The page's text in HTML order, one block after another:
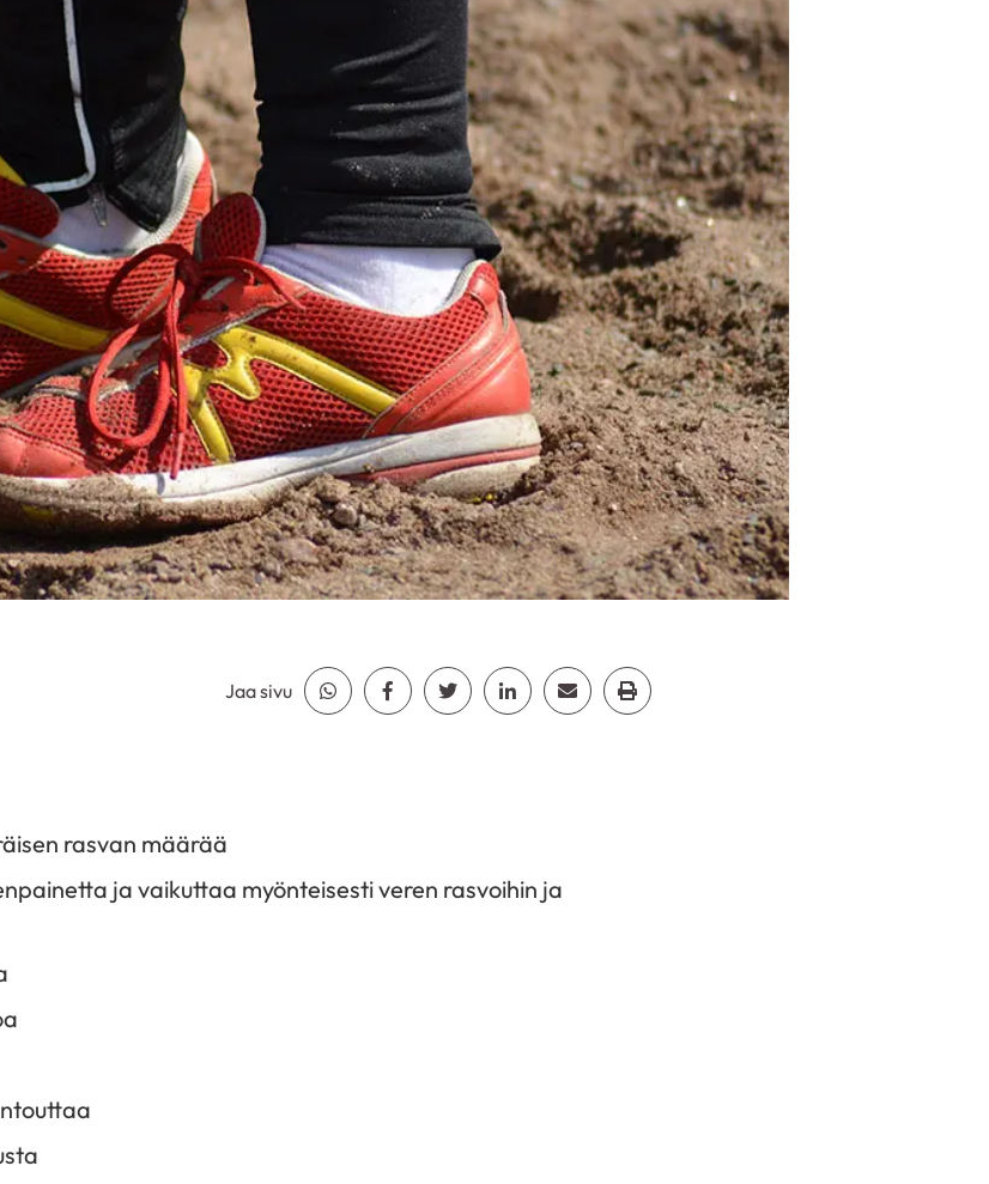
Jaa sivu Jaa Whatsapp
Jaa Facebook
Jaa TwitterJaa LinkedinJaa EmailJaa Print
rasvan määrää
ja vaikuttaa myönteisesti veren rasvoihin ja